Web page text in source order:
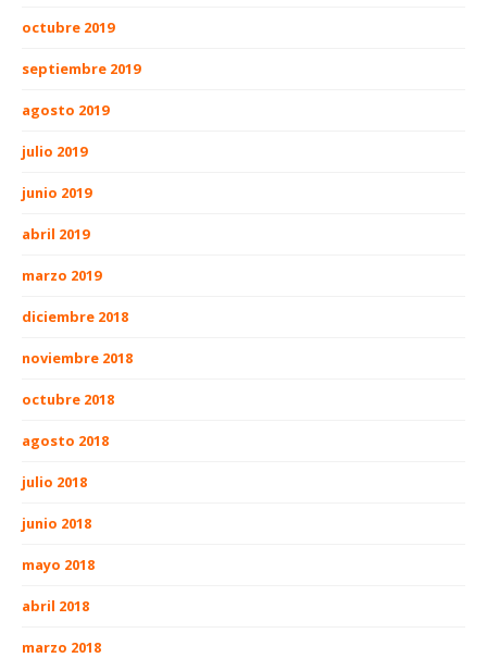
octubre 2019
septiembre 2019
agosto 2019
julio 2019
junio 2019
abril 2019
marzo 2019
diciembre 2018
noviembre 2018
octubre 2018
agosto 2018
julio 2018
junio 2018
mayo 2018
abril 2018
marzo 2018